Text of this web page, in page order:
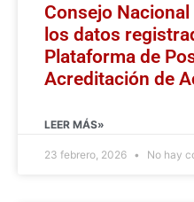
Consejo
los datos
Plataforma de
Acreditación de
LEER MÁS»
23 febrero, 2026 No hay